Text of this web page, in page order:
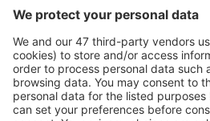
Planifică ȋn siguranţă
Rezervare fără griji cu
Economiseşte mai mult